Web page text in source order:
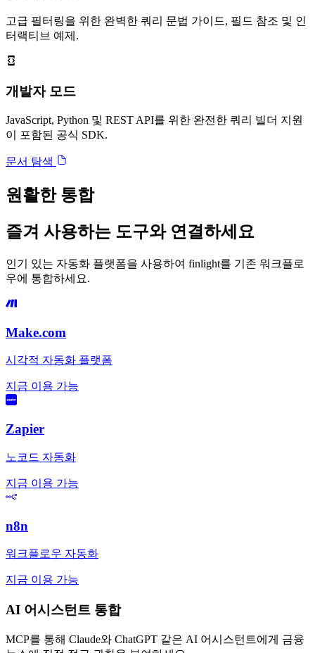
고급 필터링을 위한 완벽한 쿼리 문법 가이드, 필드 참조 및 인
터랙티브 예제.
개발자 모드
JavaScript, Python 및 REST API를 위한 완전한 쿼리 빌더 지원
이 포함된 공식 SDK.
문서 탐색
원활한 통합
즐겨 사용하는 도구와 연결하세요
인기 있는 자동화 플랫폼을 사용하여 finlight를 기존 워크플로
우에 통합하세요.
Make.com
시각적 자동화 플랫폼
지금 이용 가능
Zapier
노코드 자동화
지금 이용 가능
n8n
워크플로우 자동화
지금 이용 가능
AI 어시스턴트 통합
MCP를 통해 Claude와 ChatGPT 같은 AI 어시스턴트에게 금융